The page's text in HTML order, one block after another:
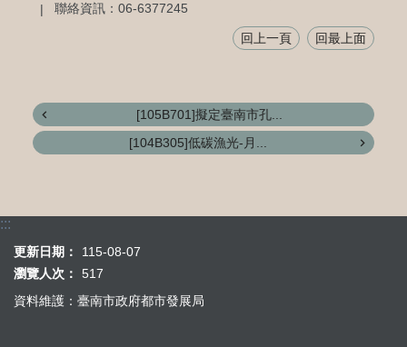
聯絡資訊：06-6377245
回上一頁 回最上面
[105B701]擬定臺南市孔...
[104B305]低碳漁光-月...
:::
更新日期：
115-08-07
瀏覽人次：
517
資料維護：臺南市政府都市發展局